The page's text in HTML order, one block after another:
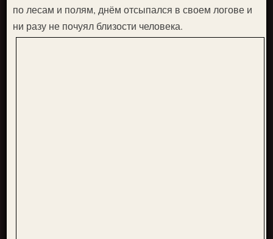
по лесам и полям, днём отсыпался в своем логове и
ни разу не почуял близости человека.